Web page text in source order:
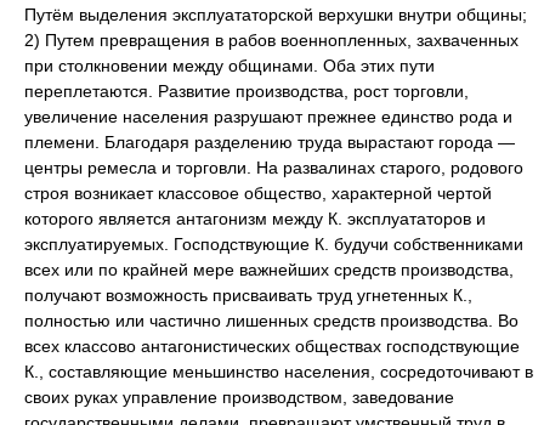
Путём выделения эксплуататорской верхушки внутри общины;
2) Путем превращения в рабов военнопленных, захваченных
при столкновении между общинами. Оба этих пути
переплетаются. Развитие производства, рост торговли,
увеличение населения разрушают прежнее единство рода и
племени. Благодаря разделению труда вырастают города —
центры ремесла и торговли. На развалинах старого, родового
строя возникает классовое общество, характерной чертой
которого является антагонизм между К. эксплуататоров и
эксплуатируемых. Господствующие К. будучи собственниками
всех или по крайней мере важнейших средств производства,
получают возможность присваивать труд угнетенных К.,
полностью или частично лишенных средств производства. Во
всех классово антагонистических обществах господствующие
К., составляющие меньшинство населения, сосредоточивают в
своих руках управление производством, заведование